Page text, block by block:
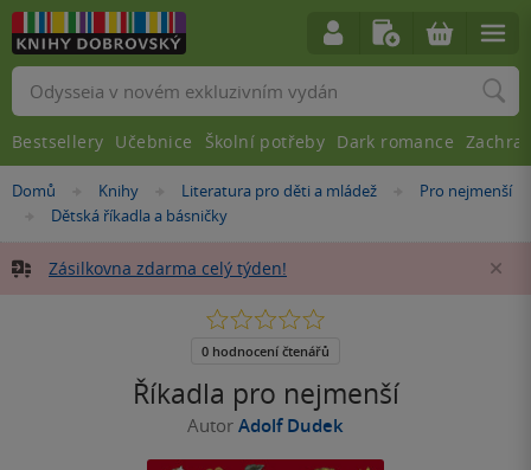
Nacházíte
Domů »Knihy »Literatura pro děti a mládež »Pro nejmenší
»
Dětská říkadla a básničky
Zásilkovna zdarma celý týden!
Říkadla pro nejmenší
Autor Adolf Dudek
0.0
5
0 hodnocení čtenářů
Vyhledávání
Bestsellery Učebnice Školní potřeby Dark romance